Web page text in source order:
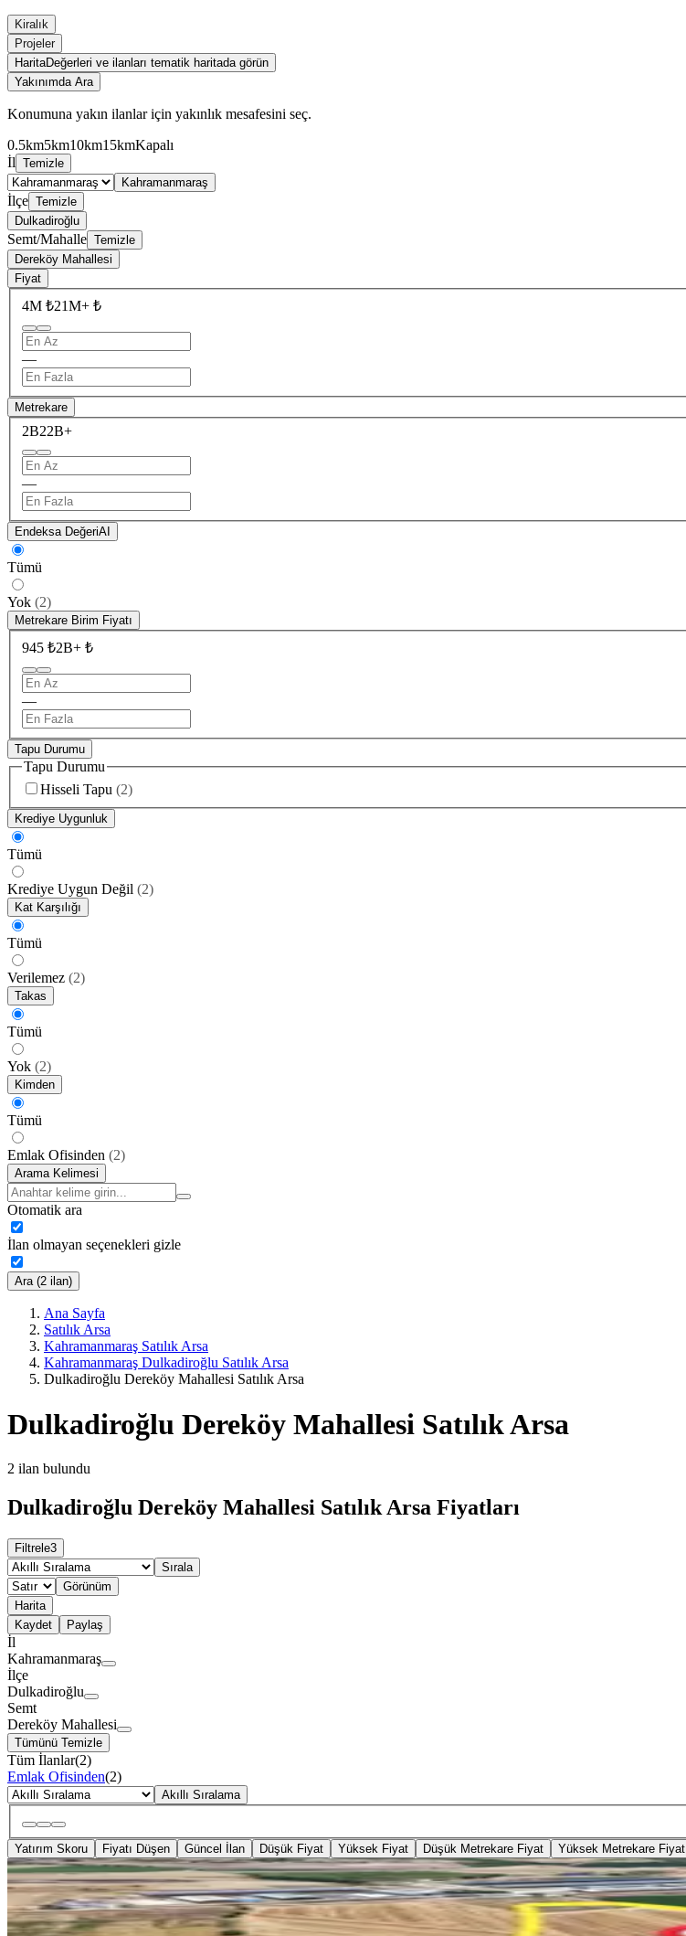
Kiralık
Projeler
HaritaDeğerleri ve ilanları tematik haritada görün
Yakınımda Ara
Konumuna yakın ilanlar için yakınlık mesafesini seç.
0.5km5km10km15kmKapalı
İl Temizle
Kahramanmaraş
İlçe Temizle
Dulkadiroğlu
Semt/Mahalle Temizle
Dereköy Mahallesi
Fiyat
4M ₺21M+ ₺
—
Metrekare
2B22B+
—
Endeksa DeğeriAI
Tümü
Yok (2)
Metrekare Birim Fiyatı
945 ₺2B+ ₺
—
Tapu Durumu
Tapu Durumu
Hisseli Tapu (2)
Krediye Uygunluk
Tümü
Krediye Uygun Değil (2)
Kat Karşılığı
Tümü
Verilemez (2)
Takas
Tümü
Yok (2)
Kimden
Tümü
Emlak Ofisinden (2)
Arama Kelimesi
Otomatik ara
İlan olmayan seçenekleri gizle
Ara (2 ilan)
Ana Sayfa
Satılık Arsa
Kahramanmaraş Satılık Arsa
Kahramanmaraş Dulkadiroğlu Satılık Arsa
Dulkadiroğlu Dereköy Mahallesi Satılık Arsa
Dulkadiroğlu Dereköy Mahallesi Satılık Arsa
2 ilan bulundu
Dulkadiroğlu Dereköy Mahallesi Satılık Arsa Fiyatları
Filtrele3
Sırala
Görünüm
Harita
Kaydet
Paylaş
İl
Kahramanmaraş
İlçe
Dulkadiroğlu
Semt
Dereköy Mahallesi
Tümünü Temizle
Tüm İlanlar(2)
Emlak Ofisinden(2)
Akıllı Sıralama
Yatırım Skoru Fiyatı Düşen Güncel İlan Düşük Fiyat Yüksek Fiyat Düşük Metrekare Fiyat Yüksek Metrekare Fiyat
Dereköy'de Satılık Tarla (22.225m²)
Dulkadiroğlu, Dereköy Mahallesi